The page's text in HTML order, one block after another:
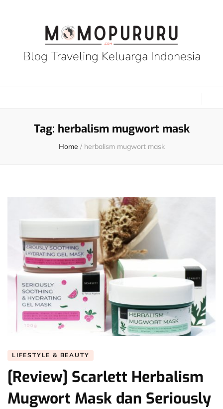
Blog Traveling Keluarga Indonesia
Tag: herbalism mugwort mask
Home / herbalism mugwort mask
LIFESTYLE & BEAUTY
[Review] Scarlett Herbalism
Mugwort Mask dan Seriously